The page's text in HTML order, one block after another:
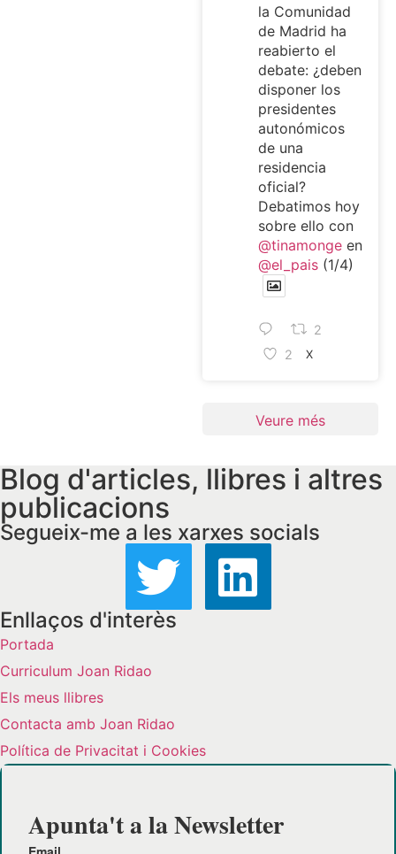
la Comunidad
de Madrid ha
reabierto el
debate: ¿deben
disponer los
presidentes
autonómicos
de una
residencia
oficial?
Debatimos hoy
sobre ello con
@tinamongeen
@el_pais(1/4)
2
2
X
Veure més
Blog d'articles, llibres i altres
publicacions
Segueix-me a les xarxes socials
Enllaços d'interès
Portada
Curriculum Joan Ridao
Els meus llibres
Contacta amb Joan Ridao
Política de Privacitat i Cookies